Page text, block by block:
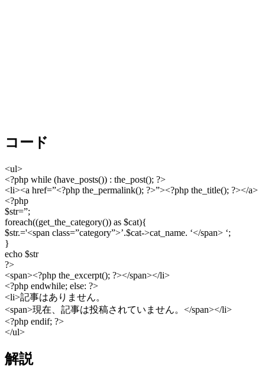
コード
<ul>
<?php while (have_posts()) : the_post(); ?>
<li><a href=”<?php the_permalink(); ?>”><?php the_title(); ?></a>
<?php
$str=”;
foreach((get_the_category()) as $cat){
$str.='<span class=”category”>’.$cat->cat_name. ‘</span> ‘;
}
echo $str
?>
<span><?php the_excerpt(); ?></span></li>
<?php endwhile; else: ?>
<li>記事はありません。
<span>現在、記事は投稿されていません。</span></li>
<?php endif; ?>
</ul>
解説